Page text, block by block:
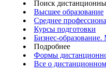
Поиск
Высшее образование
Среднее
Курсы подготовки
Бизнес-образование.
Подробнее
Формы
Все о